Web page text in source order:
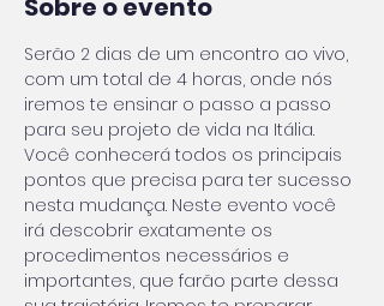
Sobre o evento
Serão 2 dias de um encontro ao vivo,
com um total de 4 horas, onde nós
iremos te ensinar o passo a passo
para seu projeto de vida na Itália.
Você conhecerá todos os principais
pontos que precisa para ter sucesso
nesta mudança. Neste evento você
irá descobrir exatamente os
procedimentos necessários e
importantes, que farão parte dessa